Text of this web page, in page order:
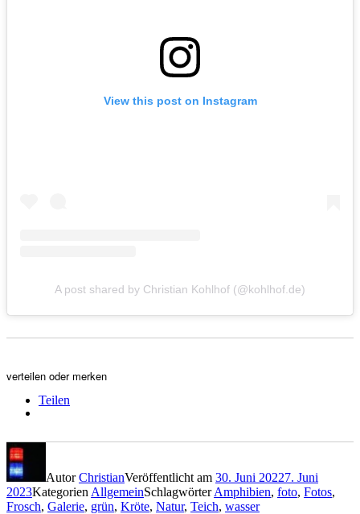
View this post on Instagram
A post shared by Christian Kohlhof (@kohlhof.de)
verteilen oder merken
Teilen
AutorChristianVeröffentlicht am 30. Juni 20227. Juni
2023Kategorien AllgemeinSchlagwörterAmphibien, foto, Fotos,
Frosch, Galerie, grün, Kröte, Natur, Teich, wasser